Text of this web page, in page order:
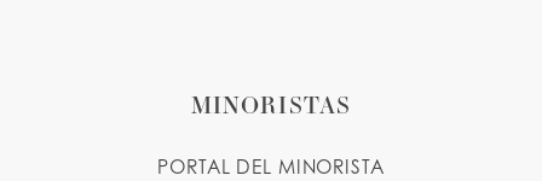
MINORISTAS
PORTAL DEL MINORISTA